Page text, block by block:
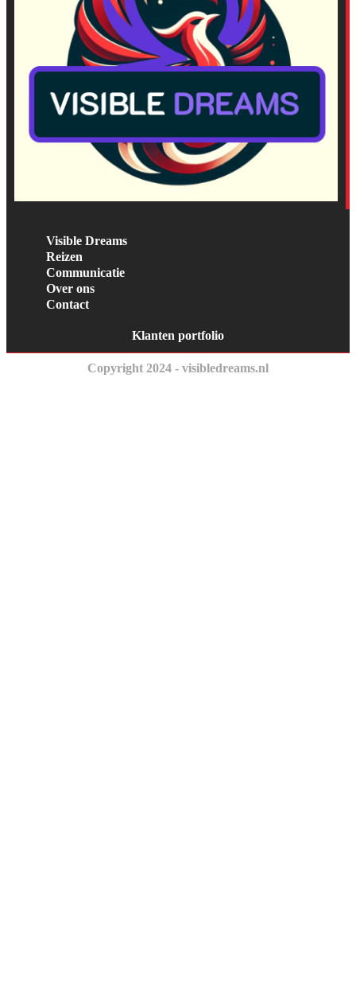
Visible Dreams
Reizen
Communicatie
Over ons
Contact
Klanten portfolio
Copyright 2024 - visibledreams.nl